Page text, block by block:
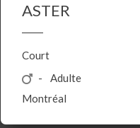
ASTER
Court
Adulte
Montréal